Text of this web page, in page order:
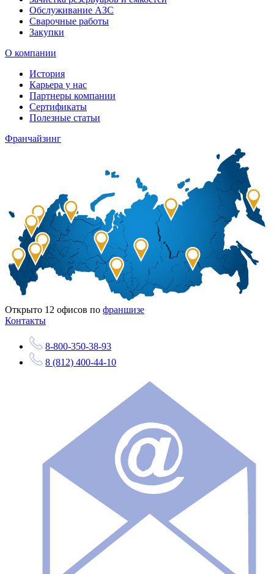
Обслуживание АЗС
Сварочные работы
Закупки
О компании
История
Карьера у нас
Партнеры компании
Сертификаты
Полезные статьи
Франчайзинг
Открыто 12 офисов по франшизе
Контакты
8-800-350-38-93
8 (812) 400-44-10